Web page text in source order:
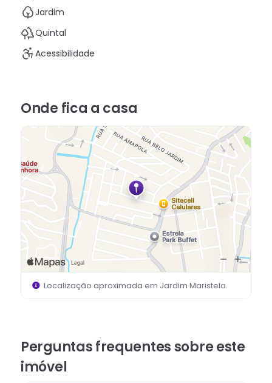
Jardim
Quintal
Acessibilidade
Onde fica a casa
Localização aproximada em Jardim Maristela.
Perguntas frequentes sobre este
imóvel